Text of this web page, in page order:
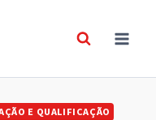
E QUALIFICAÇÃO